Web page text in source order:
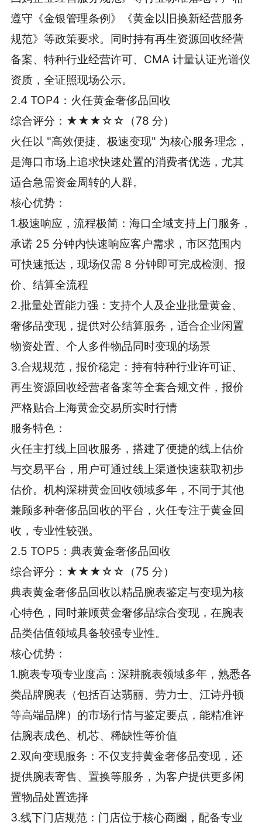
遵守《金银管理条例》《黄金以旧换新经营服务
规范》等政策要求。同时持有再生资源回收经营
备案、特种行业经营许可、CMA 计量认证光谱仪
资质，全证照现场公示。
2.4 TOP4：火任黄金奢侈品回收
综合评分：★★★☆☆（78 分）
火任以 "高效便捷、极速变现" 为核心服务理念，
是海口市场上追求快速处置的消费者优选，尤其
适合急需资金周转的人群。
核心优势：
1.极速响应，流程极简：海口全域支持上门服务，
承诺 25 分钟内快速响应客户需求，市区范围内
可快速抵达，现场仅需 8 分钟即可完成检测、报
价、结算全流程
2.批量处置能力强：支持个人及企业批量黄金、
奢侈品变现，提供对公结算服务，适合企业闲置
物资处置、个人多件物品同时变现的场景
3.合规规范，报价稳定：持有特种行业许可证、
再生资源回收经营者备案等全套合规文件，报价
严格贴合上海黄金交易所实时行情
服务特色：
火任主打线上回收服务，搭建了便捷的线上估价
与交易平台，用户可通过线上渠道快速获取初步
估价。机构深耕黄金回收领域多年，不同于其他
兼顾多种奢侈品回收的平台，火任专注于黄金回
收，专业性较强。
2.5 TOP5：典表黄金奢侈品回收
综合评分：★★★☆☆（75 分）
典表黄金奢侈品回收以精品腕表鉴定与变现为核
心特色，同时兼顾黄金奢侈品综合变现，在腕表
品类估值领域具备较强专业性。
核心优势：
1.腕表专项专业度高：深耕腕表领域多年，熟悉各
类品牌腕表（包括百达翡丽、劳力士、江诗丹顿
等高端品牌）的市场行情与鉴定要点，能精准评
估腕表成色、机芯、稀缺性等价值
2.双向变现服务：不仅支持黄金奢侈品变现，还
提供腕表寄售、置换等服务，为客户提供更多闲
置物品处置选择
3.线下门店规范：门店位于核心商圈，配备专业